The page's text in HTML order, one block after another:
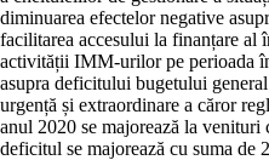
diminuarea efectelor negative
facilitarea accesului la finanțare
activității IMM-urilor pe perioada
asupra deficitului bugetului
urgență și extraordinare a căror
anul 2020 se majorează la
deficitul se majorează cu suma de